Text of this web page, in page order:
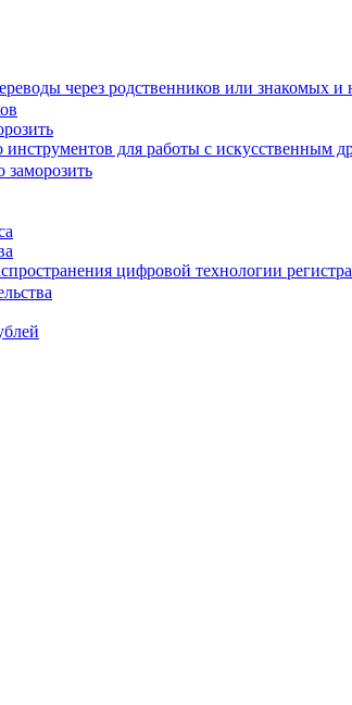
через родственников или знакомых и
для работы с искусственным
цифровой технологии